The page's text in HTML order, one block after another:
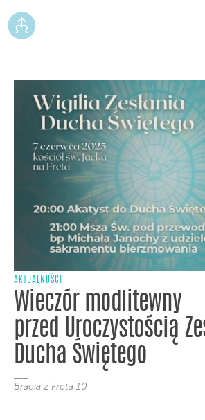
AKTUALNOŚCI
Wieczór modlitewny
przed Uroczystością
Ducha Świętego
Bracia z Freta 10